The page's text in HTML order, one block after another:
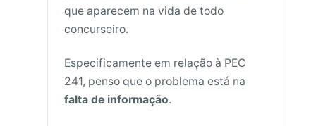
que aparecem na vida de todo
concurseiro.
Especificamente em relação à PEC
241, penso que o problema está na
falta de informação.